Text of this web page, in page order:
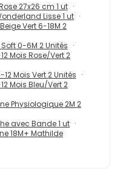
27x26 cm 1 ut
Lisse 1 ut
Vert 6-18M 2
0-6M 2 Unités
Mois Rose/Vert 2
Mois Vert 2 Unités
Mois Bleu/Vert 2
Physiologique 2M 2
avec Bande 1 ut
18M+ Mathilde